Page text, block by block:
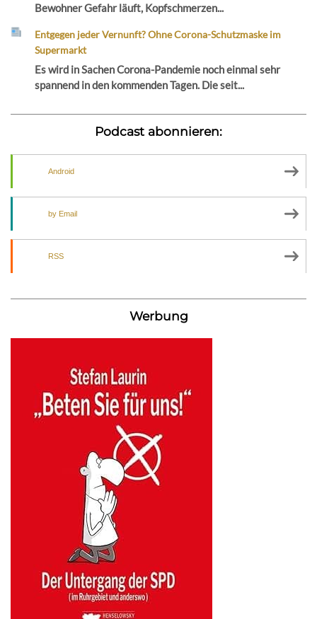
Bewohner Gefahr läuft, Kopfschmerzen...
Entgegen jeder Vernunft? Ohne Corona-Schutzmaske im
Supermarkt
Es wird in Sachen Corona-Pandemie noch einmal sehr
spannend in den kommenden Tagen. Die seit...
Podcast abonnieren:
Android
by Email
RSS
Werbung